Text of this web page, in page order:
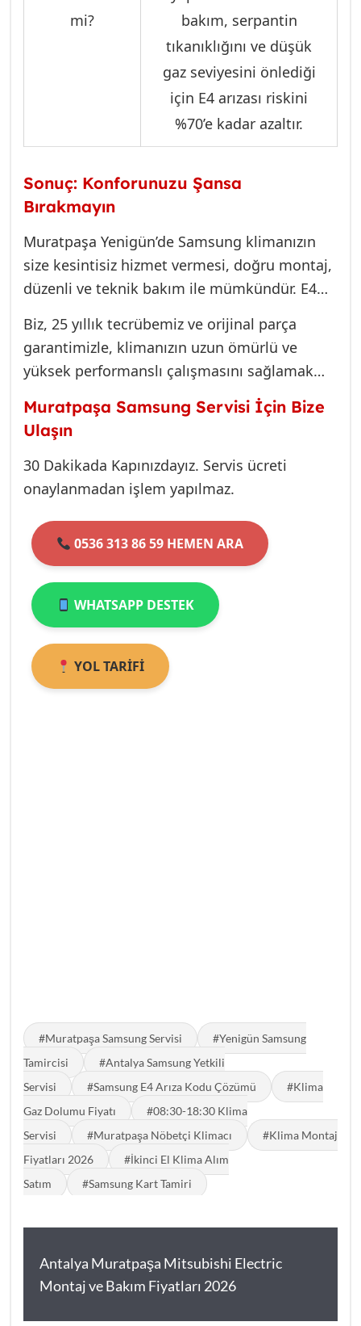
mi?
bakım, serpantin
tıkanıklığını ve düşük
gaz seviyesini önlediği
için E4 arızası riskini
%70’e kadar azaltır.
Sonuç: Konforunuzu Şansa
Bırakmayın
Muratpaşa Yenigün’de Samsung klimanızın
size kesintisiz hizmet vermesi, doğru montaj,
düzenli ve teknik bakım ile mümkündür. E4
geçiştirilecek bir sorun değil; aksine, dış
ünitenizin kalbindeki potansiyel bir tehlikeyi
işaret eden ciddi bir uyarıdır.
Biz, 25 yıllık tecrübemiz ve orijinal parça
garantimizle, klimanızın uzun ömürlü ve
yüksek performanslı çalışmasını sağlamak
için buradayız. 2026 yılında da, şeffaf fiyat
politikamız ve uzman teknik ekibimizle,
Antalya’nın sıcağına karşı en güvenilir çözüm
ortağınız olmaya devam edeceğiz. E4
hatasıyla karşılaştığınızda veya 2026
almak istediğinizde, tek yapmanız gereken
bize ulaşmaktır.
Muratpaşa Samsung Servisi İçin Bize
Ulaşın
30 Dakikada Kapınızdayız. Servis ücreti
onaylanmadan işlem yapılmaz.
0536 313 86 59 HEMEN ARA
WHATSAPP DESTEK
YOL TARİFİ
#Muratpaşa Samsung Servisi
#Yenigün Samsung
Tamircisi
#Antalya Samsung Yetkili
Servisi
#Samsung E4 Arıza Kodu Çözümü
#Klima
Gaz Dolumu Fiyatı
#08:30-18:30 Klima
Servisi
#Muratpaşa Nöbetçi Klimacı
#Klima Montaj
Fiyatları 2026
#İkinci El Klima Alım
Satım
#Samsung Kart Tamiri
Antalya Muratpaşa Mitsubishi Electric
Montaj ve Bakım Fiyatları 2026